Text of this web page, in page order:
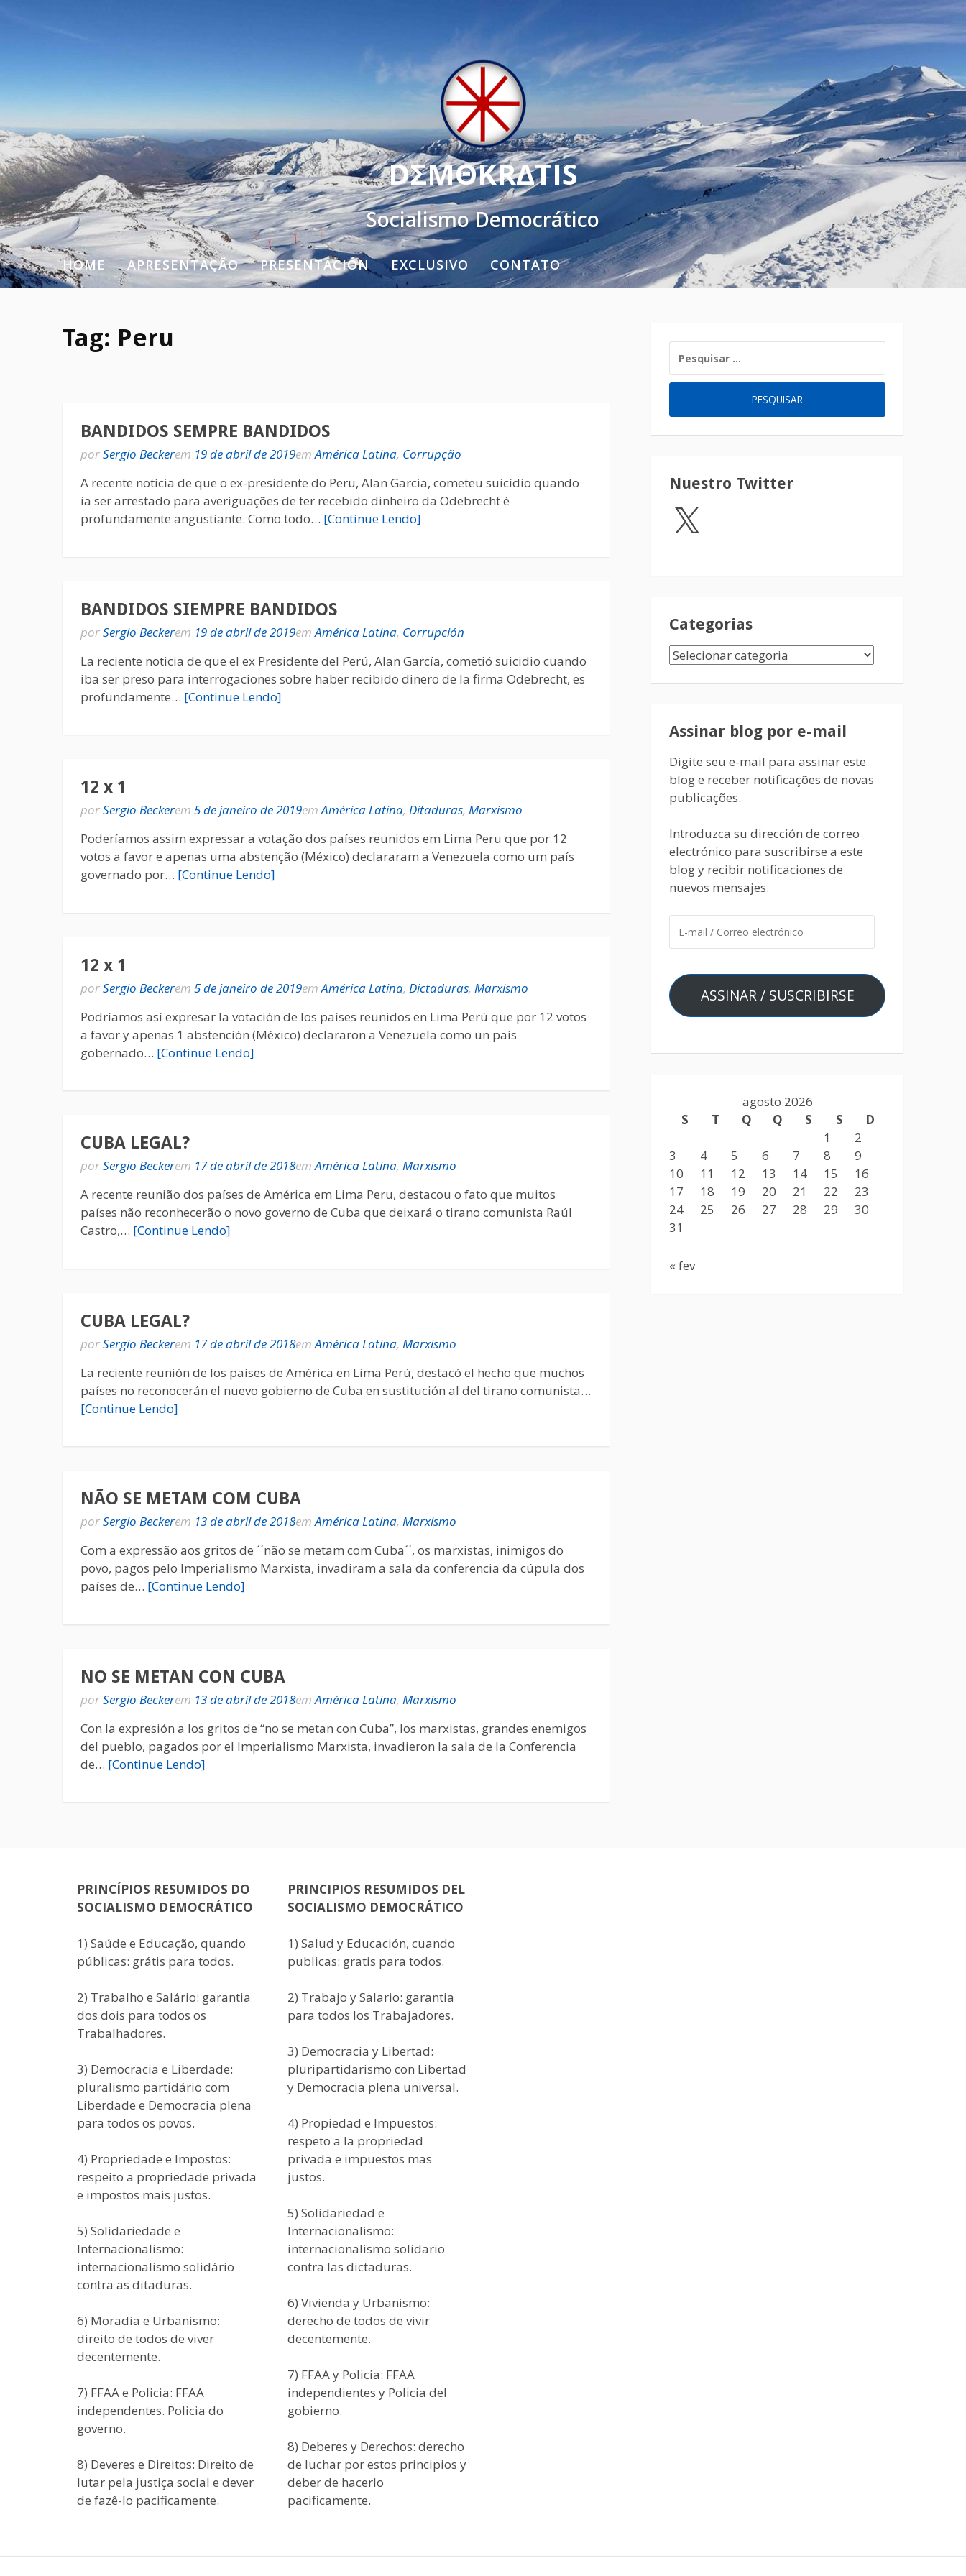
DΣMΘKRΔTIS
Socialismo Democrático
HOME APRESENTAÇÃO PRESENTACIÓN EXCLUSIVO CONTATO
Tag: Peru
BANDIDOS SEMPRE BANDIDOS
porSergio Beckerem 19 de abril de 2019emAmérica Latina, Corrupção
A recente notícia de que o ex-presidente do Peru, Alan Garcia, cometeu suicídio quando
ia ser arrestado para averiguações de ter recebido dinheiro da Odebrecht é
profundamente angustiante. Como todo… [Continue Lendo]
BANDIDOS SIEMPRE BANDIDOS
porSergio Beckerem 19 de abril de 2019emAmérica Latina, Corrupción
La reciente noticia de que el ex Presidente del Perú, Alan García, cometió suicidio cuando
iba ser preso para interrogaciones sobre haber recibido dinero de la firma Odebrecht, es
profundamente… [Continue Lendo]
12 x 1
porSergio Beckerem 5 de janeiro de 2019emAmérica Latina, Ditaduras, Marxismo
Poderíamos assim expressar a votação dos países reunidos em Lima Peru que por 12
votos a favor e apenas uma abstenção (México) declararam a Venezuela como um país
governado por… [Continue Lendo]
12 x 1
porSergio Beckerem 5 de janeiro de 2019emAmérica Latina, Dictaduras, Marxismo
Podríamos así expresar la votación de los países reunidos en Lima Perú que por 12 votos
a favor y apenas 1 abstención (México) declararon a Venezuela como un país
gobernado… [Continue Lendo]
CUBA LEGAL?
porSergio Beckerem 17 de abril de 2018emAmérica Latina, Marxismo
A recente reunião dos países de América em Lima Peru, destacou o fato que muitos
países não reconhecerão o novo governo de Cuba que deixará o tirano comunista Raúl
Castro,… [Continue Lendo]
CUBA LEGAL?
porSergio Beckerem 17 de abril de 2018emAmérica Latina, Marxismo
La reciente reunión de los países de América en Lima Perú, destacó el hecho que muchos
países no reconocerán el nuevo gobierno de Cuba en sustitución al del tirano comunista…
[Continue Lendo]
NÃO SE METAM COM CUBA
porSergio Beckerem 13 de abril de 2018emAmérica Latina, Marxismo
Com a expressão aos gritos de ´´não se metam com Cuba´´, os marxistas, inimigos do
povo, pagos pelo Imperialismo Marxista, invadiram a sala da conferencia da cúpula dos
países de… [Continue Lendo]
NO SE METAN CON CUBA
porSergio Beckerem 13 de abril de 2018emAmérica Latina, Marxismo
Con la expresión a los gritos de “no se metan con Cuba”, los marxistas, grandes enemigos
del pueblo, pagados por el Imperialismo Marxista, invadieron la sala de la Conferencia
de… [Continue Lendo]
Nuestro Twitter
Categorias
Assinar blog por e-mail
Digite seu e-mail para assinar este
blog e receber notificações de novas
publicações.
Introduzca su dirección de correo
electrónico para suscribirse a este
blog y recibir notificaciones de
nuevos mensajes.
ASSINAR / SUSCRIBIRSE
agosto 2026
S
T Q Q S S
D
1
2
3
4 5 6 7 8
9
10
11 12 13 14 15
16
17
18 19 20 21 22
23
24
25 26 27 28 29
30
31
« fev
PRINCÍPIOS RESUMIDOS DO
SOCIALISMO DEMOCRÁTICO
1) Saúde e Educação, quando
públicas: grátis para todos.
2) Trabalho e Salário: garantia
dos dois para todos os
Trabalhadores.
3) Democracia e Liberdade:
pluralismo partidário com
Liberdade e Democracia plena
para todos os povos.
4) Propriedade e Impostos:
respeito a propriedade privada
e impostos mais justos.
5) Solidariedade e
Internacionalismo:
internacionalismo solidário
contra as ditaduras.
6) Moradia e Urbanismo:
direito de todos de viver
decentemente.
7) FFAA e Policia: FFAA
independentes. Policia do
governo.
8) Deveres e Direitos: Direito de
lutar pela justiça social e dever
de fazê-lo pacificamente.
PRINCIPIOS RESUMIDOS DEL
SOCIALISMO DEMOCRÁTICO
1) Salud y Educación, cuando
publicas: gratis para todos.
2) Trabajo y Salario: garantia
para todos los Trabajadores.
3) Democracia y Libertad:
pluripartidarismo con Libertad
y Democracia plena universal.
4) Propiedad e Impuestos:
respeto a la propriedad
privada e impuestos mas
justos.
5) Solidariedad e
Internacionalismo:
internacionalismo solidario
contra las dictaduras.
6) Vivienda y Urbanismo:
derecho de todos de vivir
decentemente.
7) FFAA y Policia: FFAA
independientes y Policia del
gobierno.
8) Deberes y Derechos: derecho
de luchar por estos principios y
deber de hacerlo
pacificamente.